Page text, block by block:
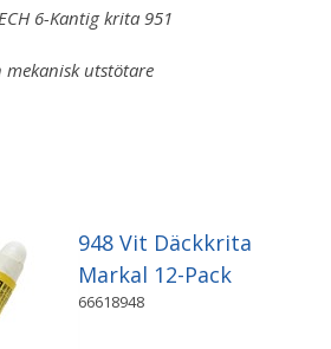
6-Kantig krita 951
utstötare
948 Vit Däckkrita
Markal 12-Pack
66618948